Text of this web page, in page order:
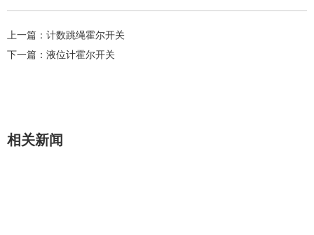
上一篇： 计数跳绳霍尔开关
下一篇： 液位计霍尔开关
相关新闻